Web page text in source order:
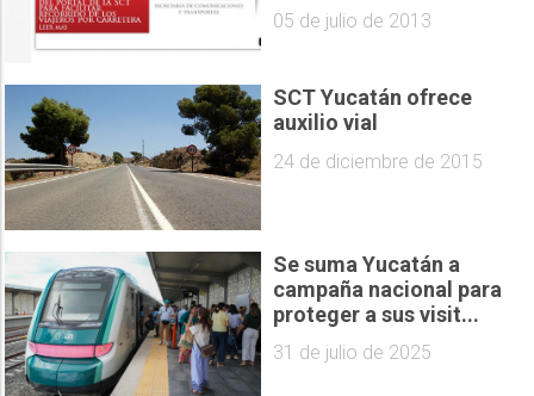
05 de julio de 2013
SCT Yucatán ofrece
auxilio vial
24 de diciembre de 2015
Se suma Yucatán a
campaña nacional para
proteger a sus visit...
31 de julio de 2025